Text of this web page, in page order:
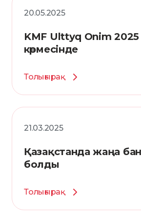
20.05.2025
KMF Ulttyq Onim 2025
көрмесінде
Толығырақ
21.03.2025
Қазақстанда жаңа
болды
Толығырақ